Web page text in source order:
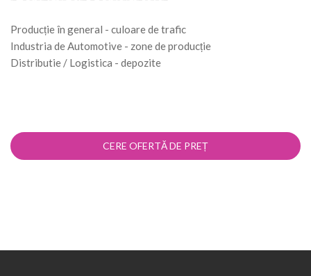
Producție în general - culoare de trafic
Industria de Automotive - zone de producție
Distributie / Logistica - depozite
CERE OFERTĂ DE PREȚ